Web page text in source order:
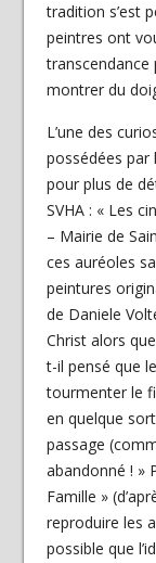
tradition s’est
peintres ont
transcendance
montrer du
L’une des
possédées par
pour plus de
SVHA : « Les
– Mairie de
ces auréoles
peintures
de Daniele
Christ alors
t-il pensé que
tourmenter le
en quelque
passage
abandonné ! »
Famille »
reproduire les
possible que